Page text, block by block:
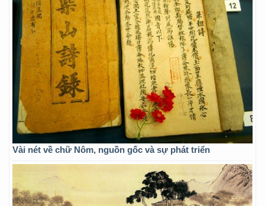
Vài nét về chữ Nôm, nguồn gốc và sự phát triển